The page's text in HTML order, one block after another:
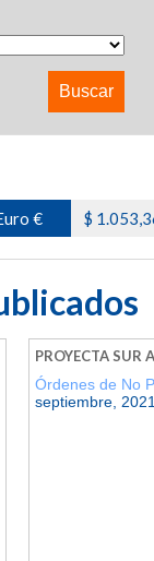
€ $
PROYECTA SUR
Órdenes de No
septiembre,